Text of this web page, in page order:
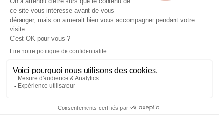
Estimez votre voiture
Mentions légales
CGU